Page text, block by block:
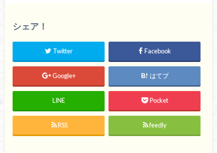
シェア！
Twitter Facebook
Google+ はてブ
LINE Pocket
RSS feedly